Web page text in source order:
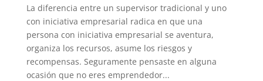
La diferencia entre un supervisor tradicional y uno
con iniciativa empresarial radica en que una
persona con iniciativa empresarial se aventura,
organiza los recursos, asume los riesgos y
recompensas. Seguramente pensaste en alguna
ocasión que no eres emprendedor...